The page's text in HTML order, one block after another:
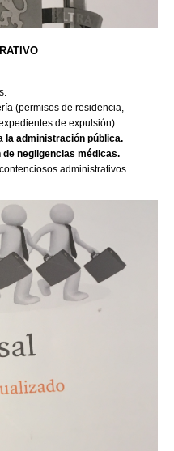
(permisos de residencia,
de expulsión).
la administración pública.
negligencias médicas.
administrativos.